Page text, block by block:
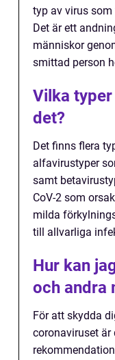
typ av virus
Det är ett
människor
smittad person
Vilka
det?
Det finns flera
alfavirustyper
samt
CoV-2 som
milda
till allvarliga
Hur kan
och andra
För att skydda
coronaviruset